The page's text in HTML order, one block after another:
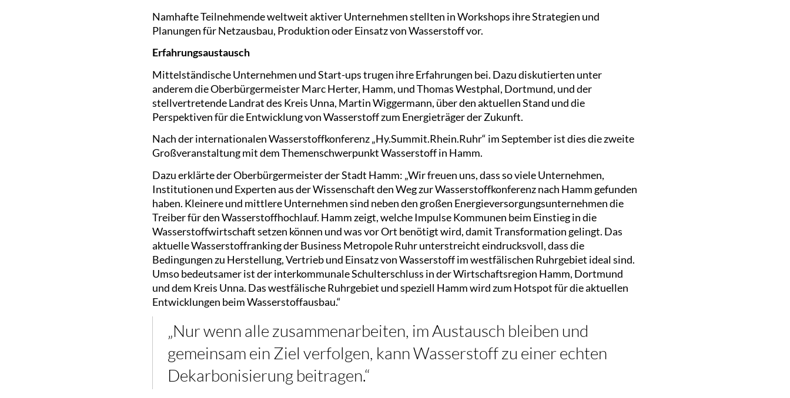
Namhafte Teilnehmende weltweit aktiver Unternehmen stellten in Workshops ihre Strategien und
Planungen für Netzausbau, Produktion oder Einsatz von Wasserstoff vor.
Erfahrungsaustausch
Mittelständische Unternehmen und Start-ups trugen ihre Erfahrungen bei. Dazu diskutierten unter
anderem die Oberbürgermeister Marc Herter, Hamm, und Thomas Westphal, Dortmund, und der
stellvertretende Landrat des Kreis Unna, Martin Wiggermann, über den aktuellen Stand und die
Perspektiven für die Entwicklung von Wasserstoff zum Energieträger der Zukunft.
Nach der internationalen Wasserstoffkonferenz „Hy.Summit.Rhein.Ruhr“ im September ist dies die zweite
Großveranstaltung mit dem Themenschwerpunkt Wasserstoff in Hamm.
Dazu erklärte der Oberbürgermeister der Stadt Hamm: „Wir freuen uns, dass so viele Unternehmen,
Institutionen und Experten aus der Wissenschaft den Weg zur Wasserstoffkonferenz nach Hamm gefunden
haben. Kleinere und mittlere Unternehmen sind neben den großen Energieversorgungsunternehmen die
Treiber für den Wasserstoffhochlauf. Hamm zeigt, welche Impulse Kommunen beim Einstieg in die
Wasserstoffwirtschaft setzen können und was vor Ort benötigt wird, damit Transformation gelingt. Das
aktuelle Wasserstoffranking der Business Metropole Ruhr unterstreicht eindrucksvoll, dass die
Bedingungen zu Herstellung, Vertrieb und Einsatz von Wasserstoff im westfälischen Ruhrgebiet ideal sind.
Umso bedeutsamer ist der interkommunale Schulterschluss in der Wirtschaftsregion Hamm, Dortmund
und dem Kreis Unna. Das westfälische Ruhrgebiet und speziell Hamm wird zum Hotspot für die aktuellen
Entwicklungen beim Wasserstoffausbau.“
„Nur wenn alle zusammenarbeiten, im Austausch bleiben und
gemeinsam ein Ziel verfolgen, kann Wasserstoff zu einer echten
Dekarbonisierung beitragen.“